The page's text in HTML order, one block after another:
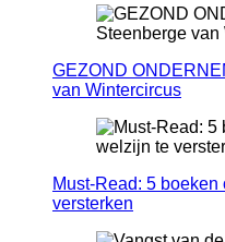
GEZOND
van Wintercircus
Must-Read: 5
versterken